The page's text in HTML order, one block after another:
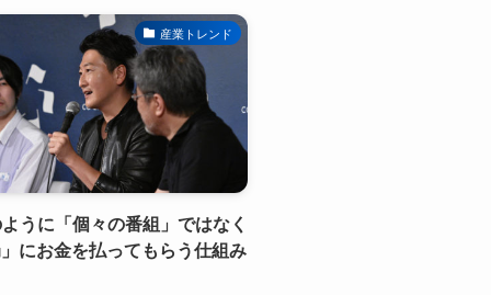
産業トレンド
うに「個々の番組」ではなく
にお金を払ってもらう仕組み